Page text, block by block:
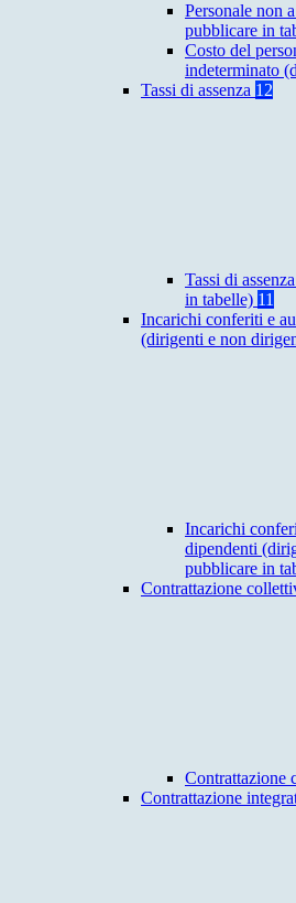
Personale non
pubblicare in
Costo del
indeterminato
Tassi di assenza 12
Tassi di
in tabelle) 11
Incarichi conferiti e
(dirigenti e non
Incarichi
dipendenti
pubblicare in
Contrattazione
Contrattazione
Contrattazione